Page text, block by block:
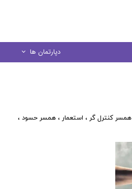
دپارتمان ها
مشاوره فردی
همسر کنترل گر ، استعمار ، همسر حسود ،